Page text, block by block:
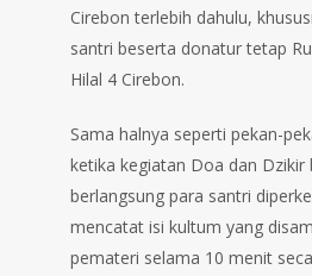
Cirebon terlebih dahulu,
santri beserta donatur tetap
Hilal 4 Cirebon.
Sama halnya seperti pekan-
ketika kegiatan Doa dan Dzikir
berlangsung para santri
mencatat isi kultum yang
pemateri selama 10 menit